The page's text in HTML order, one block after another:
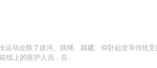
动会除了拔河、跳绳、踢毽、仰卧起坐等传统竞
线上的医护人员，在...